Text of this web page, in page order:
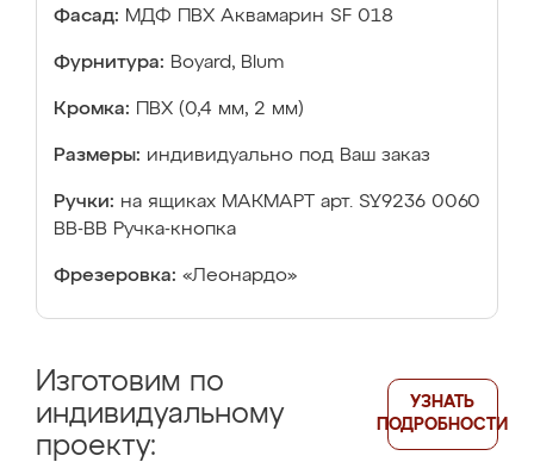
Фасад: МДФ ПВХ Аквамарин SF 018
Фурнитура: Boyard, Blum
Кромка: ПВХ (0,4 мм, 2 мм)
Размеры: индивидуально под Ваш заказ
Ручки: на ящиках МАКМАРТ арт. SY9236 0060
ВВ-ВВ Ручка-кнопка
Фрезеровка: «Леонардо»
Изготовим по
индивидуальному
проекту:
УЗНАТЬ
ПОДРОБНОСТИ